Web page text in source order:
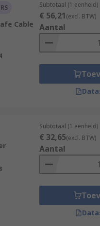
Cable
Subtotaal (1 eenheid)
€ 56,21(excl. BTW)
Aantal
Subtotaal (1 eenheid)
€ 32,65(excl. BTW)
Aantal